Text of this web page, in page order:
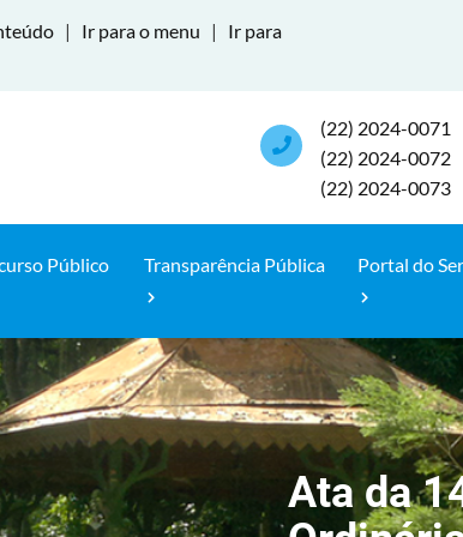
| Ir para o menu |
Ir para
(22) 2024-0071
(22) 2024-0072
(22) 2024-0073
Público Transparência Pública Portal do
Ata da